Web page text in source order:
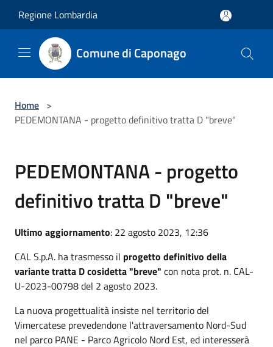
Regione Lombardia
Comune di Caponago
Home >
PEDEMONTANA - progetto definitivo tratta D "breve"
PEDEMONTANA - progetto
definitivo tratta D "breve"
Ultimo aggiornamento: 22 agosto 2023, 12:36
CAL S.p.A. ha trasmesso il progetto definitivo della
variante tratta D cosidetta "breve" con nota prot. n. CAL-
U-2023-00798 del 2 agosto 2023.
La nuova progettualità insiste nel territorio del
Vimercatese prevedendone l'attraversamento Nord-Sud
nel parco PANE - Parco Agricolo Nord Est, ed interesserà